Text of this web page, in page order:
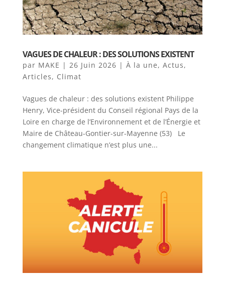
VAGUES DE CHALEUR : DES SOLUTIONS EXISTENT
par MAKE | 26 Juin 2026 | À la une, Actus,
Articles, Climat
Vagues de chaleur : des solutions existent Philippe
Henry, Vice-président du Conseil régional Pays de la
Loire en charge de l’Environnement et de l’Énergie et
Maire de Château-Gontier-sur-Mayenne (53) Le
changement climatique n’est plus une...